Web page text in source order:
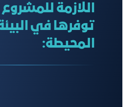
اللازمة
توفرها في
المحيطة: